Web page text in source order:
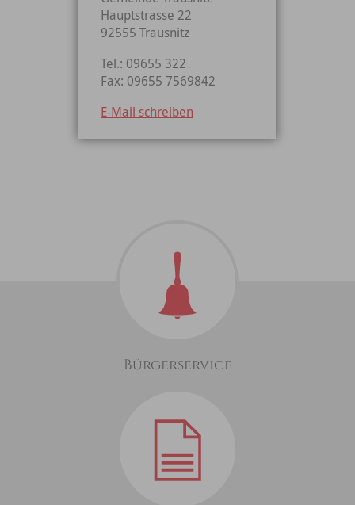
Hauptstrasse 22
92555 Trausnitz
Tel.: 09655 322
Fax: 09655 7569842
E-Mail schreiben
Bürgerservice